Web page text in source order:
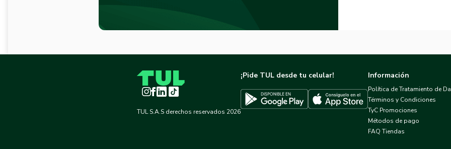
Instagram
Facebook
LinkedInTikTok
TUL S.A.S derechos reservados 2026
¡Pide TUL desde tu celular!
Descargar TUL en Google PlayDescargar TUL en App Store
Información
Política de Tratamiento de
Términos y Condiciones
TyC Promociones
Métodos de pago
FAQ Tiendas